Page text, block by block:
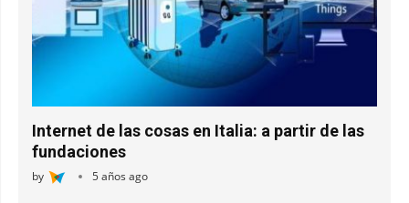
Internet de las cosas en Italia: a partir de las
fundaciones
by 5 años ago